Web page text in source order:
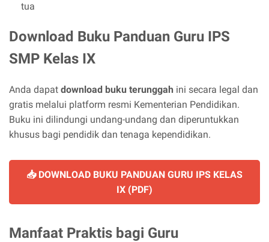
tua
Download Buku Panduan Guru IPS
SMP Kelas IX
Anda dapat download buku terunggah ini secara legal dan
gratis melalui platform resmi Kementerian Pendidikan.
Buku ini dilindungi undang-undang dan diperuntukkan
khusus bagi pendidik dan tenaga kependidikan.
📥 DOWNLOAD BUKU PANDUAN GURU IPS KELAS
IX (PDF)
Manfaat Praktis bagi Guru